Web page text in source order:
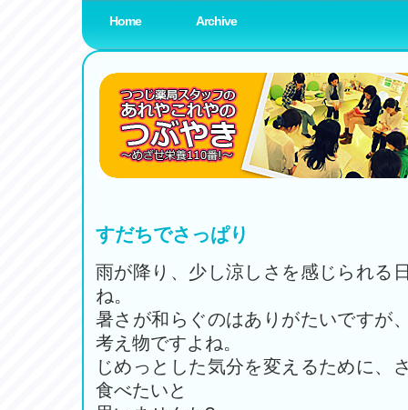
Home Archive
すだちでさっぱり
雨が降り、少し涼しさを感じられる
ね。
暑さが和らぐのはありがたいですが
考え物ですよね。
じめっとした気分を変えるために、
食べたいと